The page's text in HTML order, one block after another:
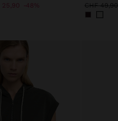
25,90 48% CHF 49,90